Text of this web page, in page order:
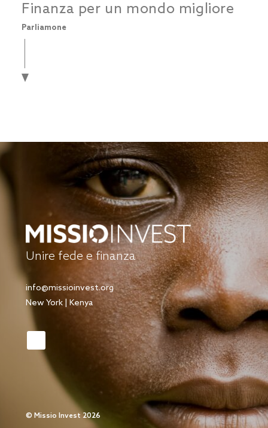
Finanza per un mondo migliore
Parliamone
Unire fede e finanza
info@missioinvest.org
New York | Kenya
© Missio Invest 2026